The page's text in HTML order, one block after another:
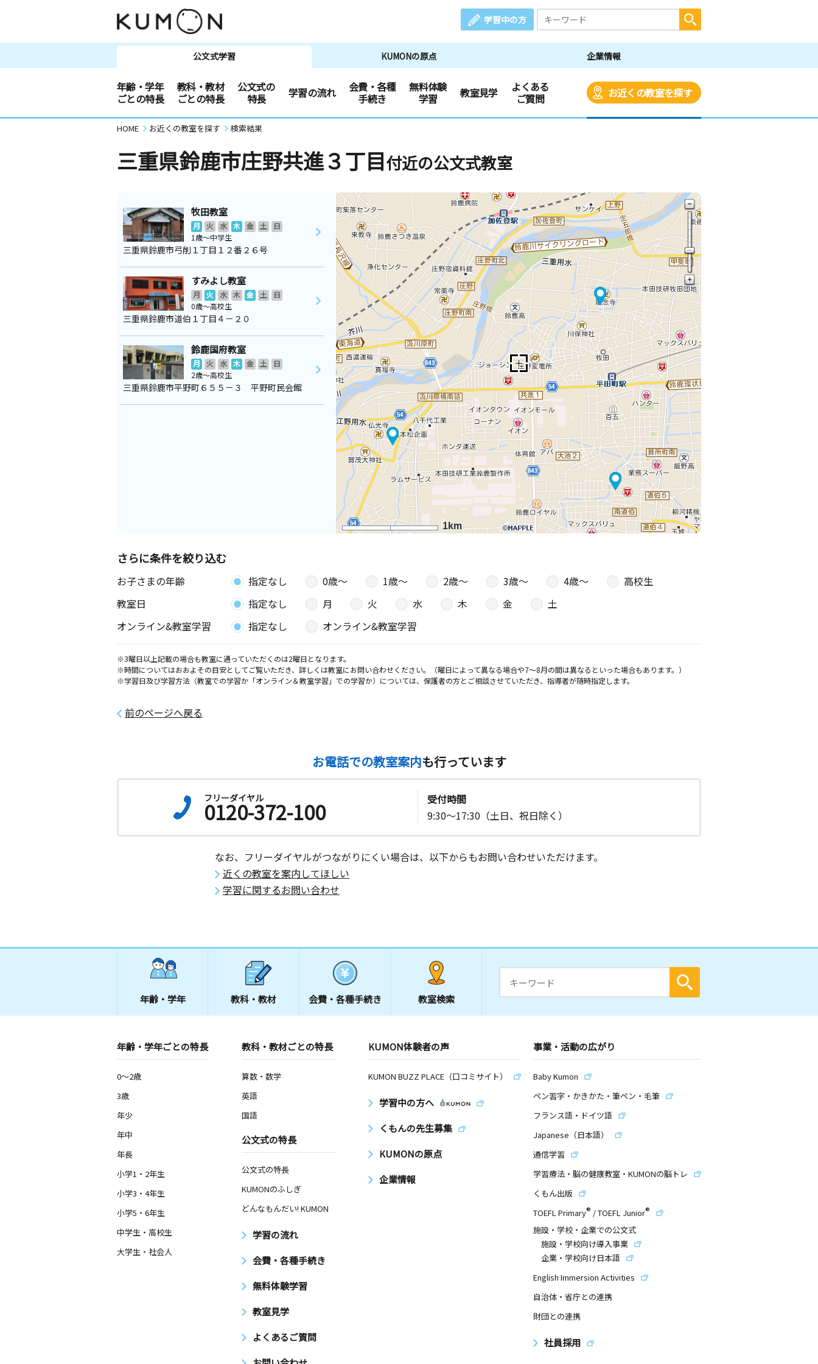
学習中の方
公文式学習 KUMONの原点 企業情報
年齢・学年
ごとの特長
教科・教材
ごとの特長
公文式の
特長
学習の流れ
会費・各種
手続き
無料体験
学習
教室見学
よくある
ご質問
お近くの教室を探す
HOME お近くの教室を探す 検索結果
三重県鈴鹿市庄野共進３丁目付近の公文式教室
1km
牧田教室
月 火 水 木 金 土
日
1歳～中学生
三重県鈴鹿市弓削１丁目１２番２６号
すみよし教室
月 火 水 木 金 土
日
0歳～高校生
三重県鈴鹿市道伯１丁目４－２０
鈴鹿国府教室
月 火 水 木 金 土
日
2歳～高校生
三重県鈴鹿市平野町６５５－３ 平野町民会館
さらに条件を絞り込む
お子さまの年齢 指定なし 0歳〜 1歳〜 2歳〜 3歳〜 4歳〜
高校生
教室日
指定なし 月 火 水 木 金
土
オンライン&教室学習
指定なし オンライン&教室学習
※3曜日以上記載の場合も教室に通っていただくのは2曜日となります。
※時間についてはおおよその目安としてご覧いただき、詳しくは教室にお問い合わせください。（曜日によって異なる場合や7～8月の間は異なるといった場合もあります。）
※学習日及び学習方法（教室での学習か「オンライン＆教室学習」での学習か）については、保護者の方とご相談させていただき、指導者が随時指定します。
前のページへ戻る
お電話での教室案内も行っています
フリーダイヤル
0120-372-100
受付時間
9:30～17:30（土日、祝日除く）
なお、フリーダイヤルがつながりにくい場合は、以下からもお問い合わせいただけます。
近くの教室を案内してほしい
学習に関するお問い合わせ
年齢・学年 教科・教材 会費・ 各種手続き 教室検索
年齢・学年ごとの特長
0～2歳
3歳
年少
年中
年長
小学1・2年生
小学3・4年生
小学5・6年生
中学生・高校生
大学生・社会人
教科・教材ごとの特長
算数・数学
英語
国語
公文式の特長
公文式の特長
KUMONのふしぎ
どんなもんだい! KUMON
学習の流れ
会費・各種手続き
無料体験学習
教室見学
よくあるご質問
KUMON体験者の声
KUMON BUZZ PLACE（口コミサイト）
学習中の方へ
くもんの先生募集
KUMONの原点
企業情報
事業・活動の広がり
Baby Kumon
ペン習字・かきかた・筆ペン・毛筆
フランス語・ドイツ語
Japanese（日本語）
通信学習
学習療法・脳の健康教室・KUMONの脳トレ
くもん出版
TOEFL Primary® /TOEFL Junior®
施設・学校・企業での公文式
施設・学校向け導入事業
企業・学校向け日本語
English Immersion Activities
自治体・省庁との連携
財団との連携
社員採用